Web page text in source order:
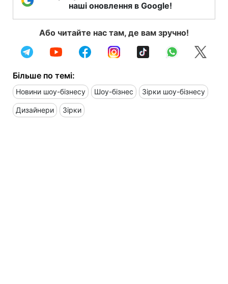
наші оновлення в Google!
Або читайте нас там, де вам зручно!
Більше по темі:
Новини шоу-бізнесу Шоу-бізнес Зірки шоу-бізнесу
Дизайнери Зірки